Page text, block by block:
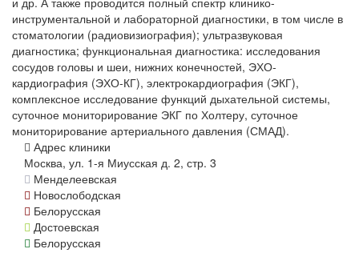
инструментальной и лабораторной диагностики, в том числе в
стоматологии (радиовизиография); ультразвуковая
диагностика; функциональная диагностика: исследования
сосудов головы и шеи, нижних конечностей, ЭХО-
кардиография (ЭХО-КГ), электрокардиография (ЭКГ),
комплексное исследование функций дыхательной системы,
суточное мониторирование ЭКГ по Холтеру, суточное
мониторирование артериального давления (СМАД).
Адрес клиники
Москва, ул. 1-я Миусская д. 2, стр. 3
Менделеевская
Новослободская
Белорусская
Достоевская
Белорусская